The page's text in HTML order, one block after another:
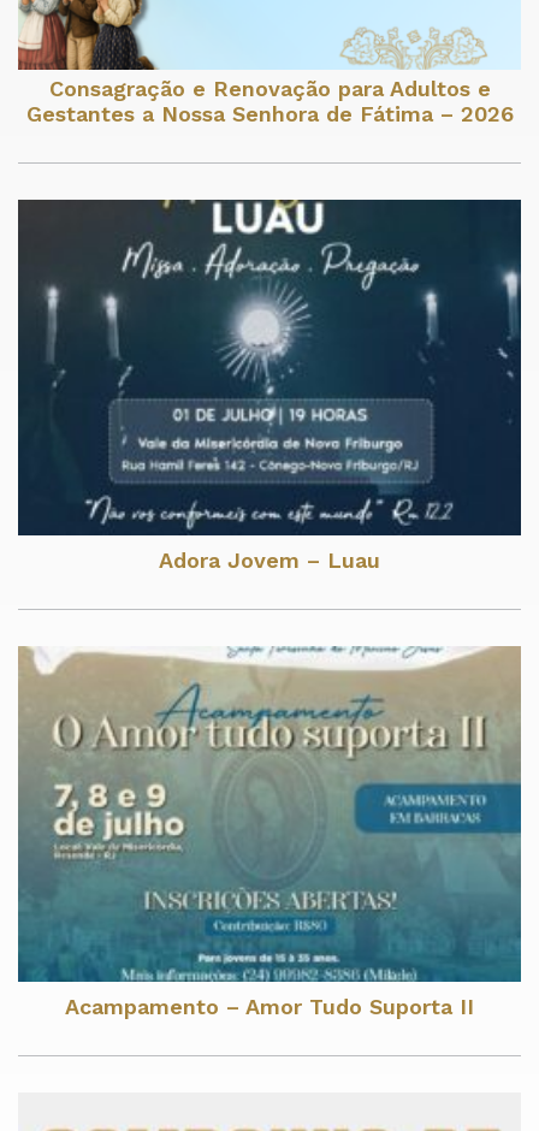
Consagração e Renovação para Adultos e
Gestantes a Nossa Senhora de Fátima – 2026
Adora Jovem – Luau
Acampamento – Amor Tudo Suporta II